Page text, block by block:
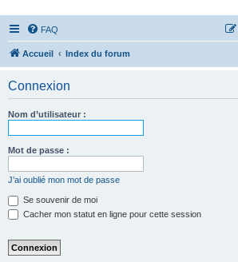
FAQ
Accueil Index du forum
Connexion
Nom d’utilisateur :
Mot de passe :
J’ai oublié mon mot de passe
Se souvenir de moi
Cacher mon statut en ligne pour cette session